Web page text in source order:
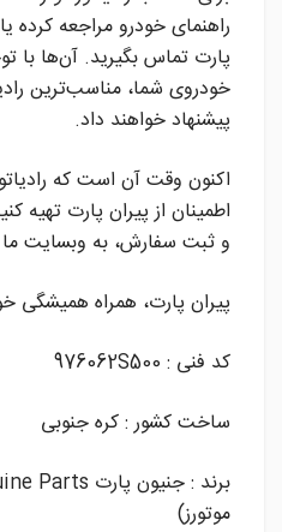
راهنمای خودرو مراجعه کرده
پارت تماس بگیرید. آن‌ها
خودروی شما، مناسب‌ترین
پیشنهاد خواهند داد.
اطمینان از پیران پارت تهیه
و ثبت سفارش، به وبسایت ما
پیران پارت، همراه همیشگی
کد فنی : 976062S500
ساخت کشور : کره جنوبی
موتورز)